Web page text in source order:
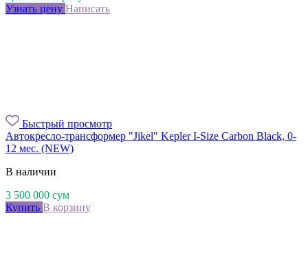
Узнать цену Написать
Быстрый просмотр
Автокресло-трансформер "Jikel" Kepler I-Size Carbon Black, 0-
12 мес. (NEW)
В наличии
3 500 000 сум
Купить В корзину